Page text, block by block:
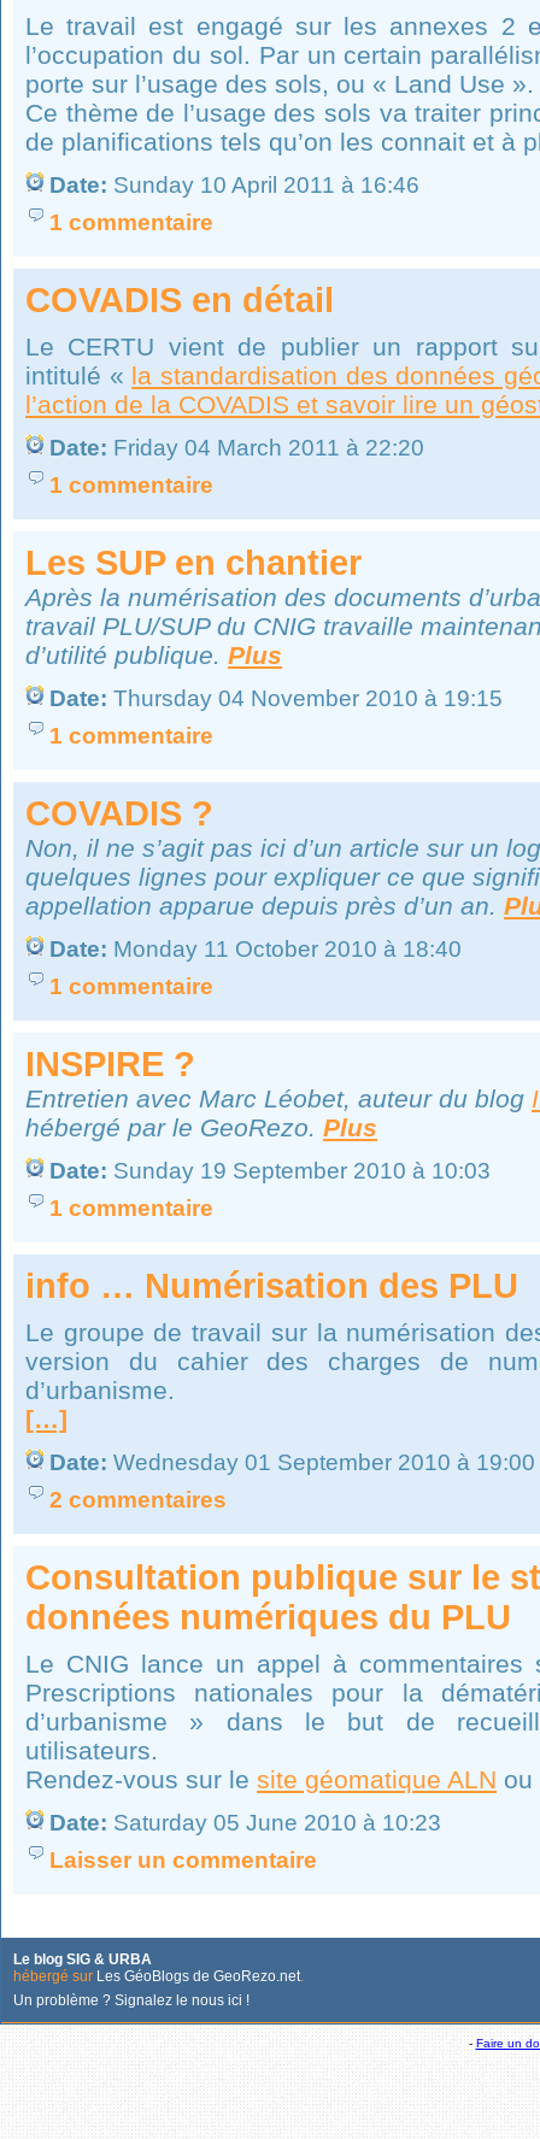
Le travail est engagé sur les annexes 2
l’occupation du sol. Par un certain
porte sur l’usage des sols, ou « Land Use ».
Ce thème de l’usage des sols va traiter
de planifications tels qu’on les connait et à
Date: Sunday 10 April 2011 à 16:46
1 commentaire
COVADIS en détail
Le CERTU vient de publier un rapport
intitulé « la standardisation des données
l’action de la COVADIS et savoir lire un
Date: Friday 04 March 2011 à 22:20
1 commentaire
Les SUP en chantier
Après la numérisation des documents
travail PLU/SUP du CNIG travaille
d’utilité publique. Plus
Date: Thursday 04 November 2010 à 19:15
1 commentaire
COVADIS ?
Non, il ne s’agit pas ici d’un article sur un
quelques lignes pour expliquer ce que
appellation apparue depuis près d’un an.
Date: Monday 11 October 2010 à 18:40
1 commentaire
INSPIRE ?
Entretien avec Marc Léobet, auteur du blog
hébergé par le GeoRezo. Plus
Date: Sunday 19 September 2010 à 10:03
1 commentaire
info … Numérisation des PLU
Le groupe de travail sur la numérisation
version du cahier des charges de
d’urbanisme.
[…]
Date: Wednesday 01 September 2010 à 19:00
2 commentaires
Consultation publique sur le
données numériques du PLU
Le CNIG lance un appel à
Prescriptions nationales pour la
d’urbanisme » dans le but de
utilisateurs.
Rendez-vous sur le site géomatique ALN
Date: Saturday 05 June 2010 à 10:23
Laisser un commentaire
Le blog SIG & URBA
hébergé sur Les GéoBlogs de GeoRezo.net.
Un problème ? Signalez le nous ici !
-Faire un